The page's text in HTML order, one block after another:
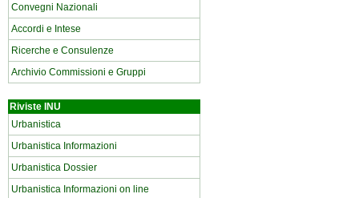
Convegni Nazionali
Accordi e Intese
Ricerche e Consulenze
Archivio Commissioni e Gruppi
Riviste INU
Urbanistica
Urbanistica Informazioni
Urbanistica Dossier
Urbanistica Informazioni on line